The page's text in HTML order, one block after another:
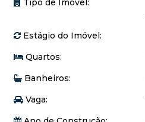
Estágio do Imóvel:
Quartos:
Banheiros:
Vaga: